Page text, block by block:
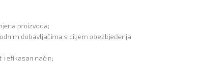
proizvoda;
dobavljačima s ciljem obezbjeđenja
i efikasan način;